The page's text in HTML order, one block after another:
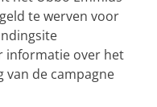
te werven voor
informatie over het
de campagne